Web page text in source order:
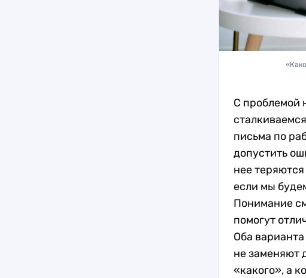
С проблемой
письма по
допустить
нее
если мы
Понимание
помогут
Оба
не заменяют
«какого», а